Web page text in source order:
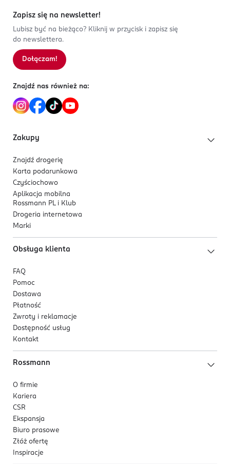
Zapisz się na newsletter!
Lubisz być na bieżąco? Kliknij w przycisk i zapisz się
do newslettera.
Dołączam!
Znajdź nas również na:
Zakupy
Znajdź drogerię
Karta podarunkowa
Czyściochowo
Aplikacja mobilna
Rossmann PL i Klub
Drogeria internetowa
Marki
Obsługa klienta
FAQ
Pomoc
Dostawa
Płatność
Zwroty i reklamacje
Dostępność usług
Kontakt
Rossmann
O firmie
Kariera
CSR
Ekspansja
Biuro prasowe
Złóż ofertę
Inspiracje